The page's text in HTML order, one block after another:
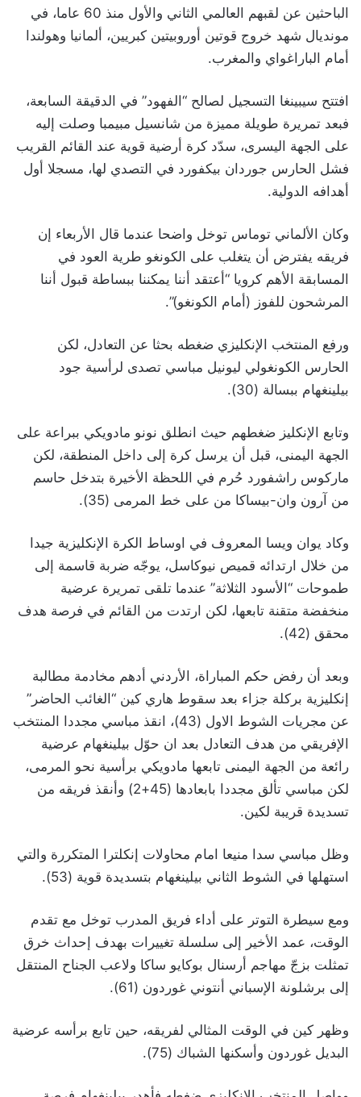
الباحثين عن لقبهم العالمي الثاني والأول منذ 60 عاما، في
مونديال شهد خروج قوتين أوروبيتين كبريين، ألمانيا وهولندا
أمام الباراغواي والمغرب.
افتتح سيبينغا التسجيل لصالح “الفهود” في الدقيقة السابعة،
فبعد تمريرة طويلة مميزة من شانسيل مبيمبا وصلت إليه
على الجهة اليسرى، سدّد كرة أرضية قوية عند القائم القريب
فشل الحارس جوردان بيكفورد في التصدي لها، مسجلا أول
أهدافه الدولية.
وكان الألماني توماس توخل واضحا عندما قال الأربعاء إن
فريقه يفترض أن يتغلب على الكونغو طرية العود في
المسابقة الأهم كرويا “أعتقد أننا يمكننا ببساطة قبول أننا
المرشحون للفوز (أمام الكونغو)”.
ورفع المنتخب الإنكليزي ضغطه بحثا عن التعادل، لكن
الحارس الكونغولي ليونيل مباسي تصدى لرأسية جود
بيلينغهام ببسالة (30).
وتابع الإنكليز ضغطهم حيث انطلق نونو مادويكي ببراعة على
الجهة اليمنى، قبل أن يرسل كرة إلى داخل المنطقة، لكن
ماركوس راشفورد حُرم في اللحظة الأخيرة بتدخل حاسم
من آرون وان-بيساكا من على خط المرمى (35).
وكاد يوان ويسا المعروف في اوساط الكرة الإنكليزية جيدا
من خلال ارتدائه قميص نيوكاسل، يوجّه ضربة قاسمة إلى
طموحات “الأسود الثلاثة” عندما تلقى تمريرة عرضية
منخفضة متقنة تابعها، لكن ارتدت من القائم في فرصة هدف
محقق (42).
وبعد أن رفض حكم المباراة، الأردني أدهم مخادمة مطالبة
إنكليزية بركلة جزاء بعد سقوط هاري كين “الغائب الحاضر”
عن مجريات الشوط الاول (43)، انقذ مباسي مجددا المنتخب
الإفريقي من هدف التعادل بعد ان حوّل بيلينغهام عرضية
رائعة من الجهة اليمنى تابعها مادويكي برأسية نحو المرمى،
لكن مباسي تألق مجددا بابعادها (45+2) وأنقذ فريقه من
تسديدة قريبة لكين.
وظل مباسي سدا منيعا امام محاولات إنكلترا المتكررة والتي
استهلها في الشوط الثاني بيلينغهام بتسديدة قوية (53).
ومع سيطرة التوتر على أداء فريق المدرب توخل مع تقدم
الوقت، عمد الأخير إلى سلسلة تغييرات بهدف إحداث خرق
تمثلت بزجّ مهاجم أرسنال بوكايو ساكا ولاعب الجناح المنتقل
إلى برشلونة الإسباني أنتوني غوردون (61).
وظهر كين في الوقت المثالي لفريقه، حين تابع برأسه عرضية
البديل غوردون وأسكنها الشباك (75).